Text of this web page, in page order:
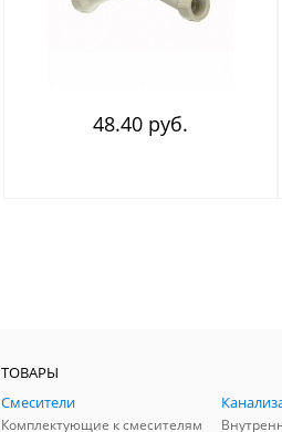
48.40 руб.
ТОВАРЫ
Смесители
Комплектующие к смесителям